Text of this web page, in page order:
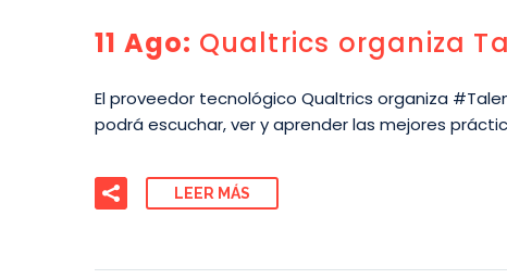
11 Ago: Qualtrics organiza
El proveedor tecnológico Qualtrics organiza
podrá escuchar, ver y aprender las mejores
LEER MÁS